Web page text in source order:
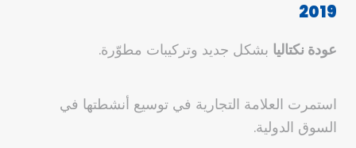
2019
عودة نكتاليا بشكل جديد وتركيبات مطوّرة.
استمرت العلامة التجارية في توسيع أنشطتها في
السوق الدولية.